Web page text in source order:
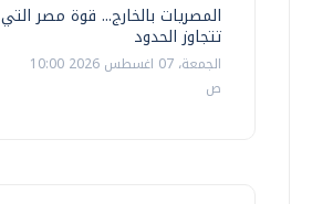
المصريات بالخارج... قوة مصر التي
تتجاوز الحدود
الجمعة، 07 اغسطس 2026 10:00
ص